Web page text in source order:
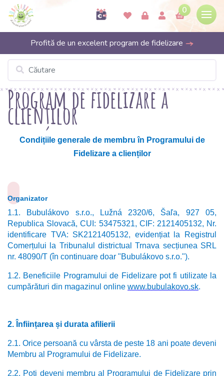
0
Profită de un excelent program de fidelizare
Program de fidelizare a
clienților
Condițiile generale de membru în Programului de
Fidelizare a clienților
Organizator
1.1. Bubulákovo s.r.o., Lužná 2320/6, Šaľa, 927 05,
Republica Slovacă, CUI: 53475321, CIF: 2121405132, Nr.
identificare TVA: SK2121405132, evidențiat la Registrul
Comerțului la Tribunalul districtual Trnava secțiunea SRL
nr. 48090/T (în continuare doar "Bubulákovo s.r.o.").
1.2. Beneficiile Programului de Fidelizare pot fi utilizate la
cumpărături din magazinul online www.bubulakovo.sk.
2. Înființarea și durata afilierii
2.1. Orice persoană cu vârsta de peste 18 ani poate deveni
Membru al Programului de Fidelizare.
2.2. Poți deveni membru al Programului de Fidelizare prin